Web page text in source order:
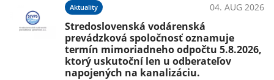
Aktuality 04. AUG 2026
Stredoslovenská vodárenská
prevádzková spoločnosť oznamuje
termín mimoriadneho odpočtu 5.8.2026,
ktorý uskutoční len u odberateľov
napojených na kanalizáciu.